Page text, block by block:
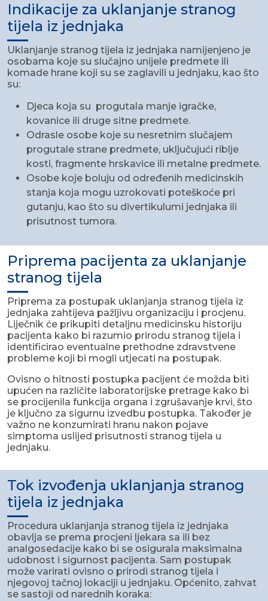
Indikacije za uklanjanje stranog
tijela iz jednjaka
Uklanjanje stranog tijela iz jednjaka namijenjeno je
osobama koje su slučajno unijele predmete ili
komade hrane koji su se zaglavili u jednjaku, kao što
su:
Djeca koja su progutala manje igračke,
kovanice ili druge sitne predmete.
Odrasle osobe koje su nesretnim slučajem
progutale strane predmete, uključujući riblje
kosti, fragmente hrskavice ili metalne predmete.
Osobe koje boluju od određenih medicinskih
stanja koja mogu uzrokovati poteškoće pri
gutanju, kao što su divertikulumi jednjaka ili
prisutnost tumora.
Priprema pacijenta za uklanjanje
stranog tijela
Priprema za postupak uklanjanja stranog tijela iz
jednjaka zahtijeva pažljivu organizaciju i procjenu.
Liječnik će prikupiti detaljnu medicinsku historiju
pacijenta kako bi razumio prirodu stranog tijela i
identificirao eventualne prethodne zdravstvene
probleme koji bi mogli utjecati na postupak.
Ovisno o hitnosti postupka pacijent će možda biti
upućen na različite laboratorijske pretrage kako bi
se procijenila funkcija organa i zgrušavanje krvi, što
je ključno za sigurnu izvedbu postupka. Također je
važno ne konzumirati hranu nakon pojave
simptoma uslijed prisutnosti stranog tijela u
jednjaku.
Tok izvođenja uklanjanja stranog
tijela iz jednjaka
Procedura uklanjanja stranog tijela iz jednjaka
obavlja se prema procjeni ljekara sa ili bez
analgosedacije kako bi se osigurala maksimalna
udobnost i sigurnost pacijenta. Sam postupak
može varirati ovisno o prirodi stranog tijela i
njegovoj tačnoj lokaciji u jednjaku. Općenito, zahvat
se sastoji od narednih koraka: